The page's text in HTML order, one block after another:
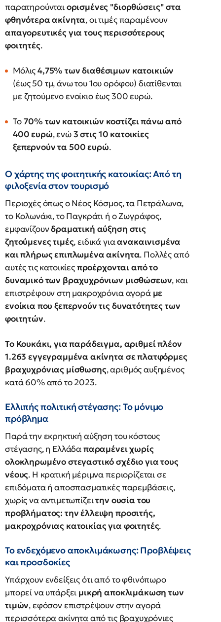
παρατηρούνταιορισμένες "διορθώσεις" στα
φθηνότερα ακίνητα, οι τιμές παραμένουν
απαγορευτικές για τους περισσότερους
φοιτητές.
Μόλις4,75% των διαθέσιμων κατοικιών
(έως 50 τμ, άνω του 1ου ορόφου) διατίθενται
με ζητούμενο ενοίκιο έως 300 ευρώ.
Το70% των κατοικιών κοστίζει πάνω από
400 ευρώ, ενώ3 στις 10 κατοικίες
ξεπερνούν τα 500 ευρώ.
Ο χάρτης της φοιτητικής κατοικίας: Από τη
φιλοξενία στον τουρισμό
Περιοχές όπως ο Νέος Κόσμος, τα Πετράλωνα,
το Κολωνάκι, το Παγκράτι ή ο Ζωγράφος,
εμφανίζουνδραματική αύξηση στις
ζητούμενες τιμές, ειδικά γιαανακαινισμένα
και πλήρως επιπλωμένα ακίνητα. Πολλές από
αυτές τις κατοικίεςπροέρχονται από το
δυναμικό των βραχυχρόνιων μισθώσεων, και
επιστρέφουν στη μακροχρόνια αγορά με
ενοίκια που ξεπερνούν τις δυνατότητες των
φοιτητών.
Το Κουκάκι, για παράδειγμα, αριθμεί πλέον
1.263 εγγεγραμμένα ακίνητα σε πλατφόρμες
βραχυχρόνιας μίσθωσης, αριθμός αυξημένος
κατά 60% από το 2023.
Ελλιπής πολιτική στέγασης: Το μόνιμο
πρόβλημα
Παρά την εκρηκτική αύξηση του κόστους
στέγασης, η Ελλάδαπαραμένει χωρίς
ολοκληρωμένο στεγαστικό σχέδιο για τους
νέους. Η κρατική μέριμνα περιορίζεται σε
επιδόματα ή αποσπασματικές παρεμβάσεις,
χωρίς να αντιμετωπίζειτην ουσία του
προβλήματος: την έλλειψη προσιτής,
μακροχρόνιας κατοικίας για φοιτητές.
Το ενδεχόμενο αποκλιμάκωσης: Προβλέψεις
και προσδοκίες
Υπάρχουν ενδείξεις ότι από το φθινόπωρο
μπορεί να υπάρξει μικρή αποκλιμάκωση των
τιμών, εφόσον επιστρέψουν στην αγορά
περισσότερα ακίνητα από τις βραχυχρόνιες